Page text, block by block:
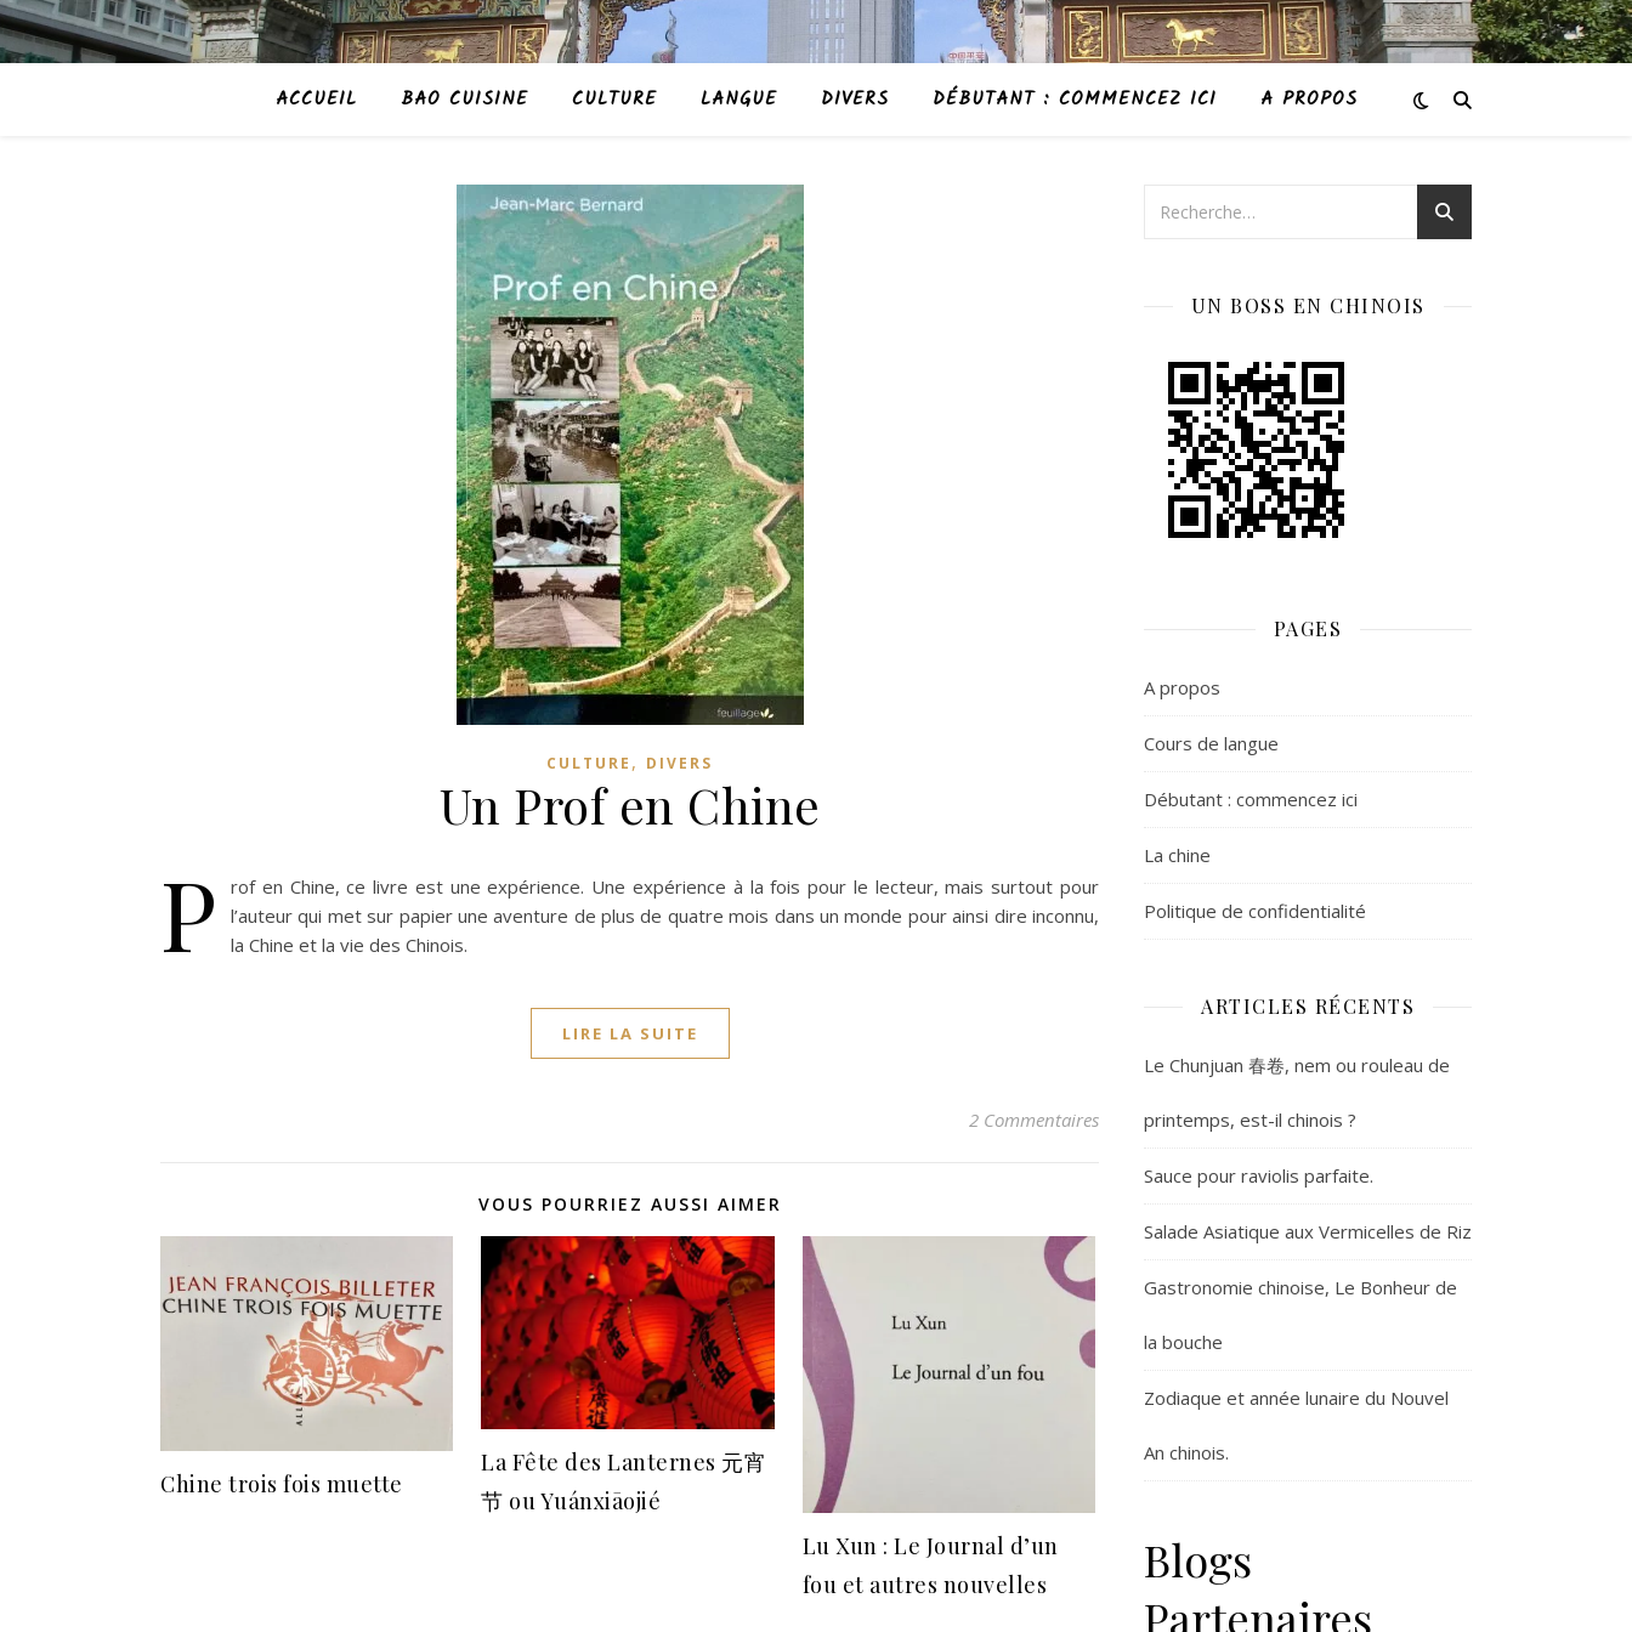
ACCUEIL BAO CUISINE CULTURE LANGUE DIVERS DÉBUTANT : COMMENCEZ ICI A PROPOS
CULTURE , DIVERS
Un Prof en Chine
P
rof en Chine, ce livre est une expérience. Une expérience à la fois pour le lecteur, mais surtout pour
l’auteur qui met sur papier une aventure de plus de quatre mois dans un monde pour ainsi dire inconnu,
la Chine et la vie des Chinois.
LIRE LA SUITE
2 Commentaires
VOUS POURRIEZ AUSSI AIMER
Chine trois fois muette
La Fête des Lanternes 元宵
节 ou Yuánxiāojié
Lu Xun : Le Journal d’un
fou et autres nouvelles
UN BOSS EN CHINOIS
PAGES
A propos
Cours de langue
Débutant : commencez ici
La chine
Politique de confidentialité
ARTICLES RÉCENTS
Le Chunjuan 春卷, nem ou rouleau de
printemps, est-il chinois ?
Sauce pour raviolis parfaite.
Salade Asiatique aux Vermicelles de Riz
Gastronomie chinoise, Le Bonheur de
la bouche
Zodiaque et année lunaire du Nouvel
An chinois.
Blogs
Partenaires